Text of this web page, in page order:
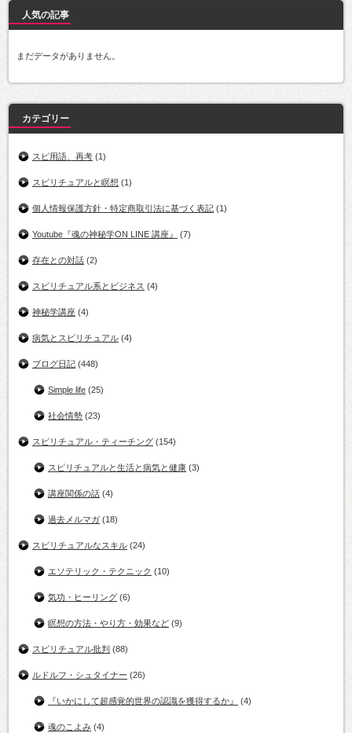
人気の記事
まだデータがありません。
カテゴリー
スピ用語、再考 (1)
スピリチュアルと瞑想 (1)
個人情報保護方針・特定商取引法に基づく表記 (1)
Youtube『魂の神秘学ON LINE 講座』 (7)
存在との対話 (2)
スピリチュアル系とビジネス (4)
神秘学講座 (4)
病気とスピリチュアル (4)
ブログ日記 (448)
Simple life (25)
社会情勢 (23)
スピリチュアル・ティーチング (154)
スピリチュアルと生活と病気と健康 (3)
講座関係の話 (4)
過去メルマガ (18)
スピリチュアルなスキル (24)
エソテリック・テクニック (10)
気功・ヒーリング (6)
瞑想の方法・やり方・効果など (9)
スピリチュアル批判 (88)
ルドルフ・シュタイナー (26)
『いかにして超感覚的世界の認識を獲得するか』 (4)
魂のこよみ (4)